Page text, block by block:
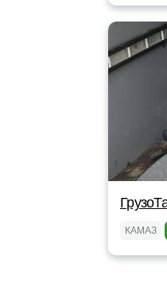
КАМАЗ